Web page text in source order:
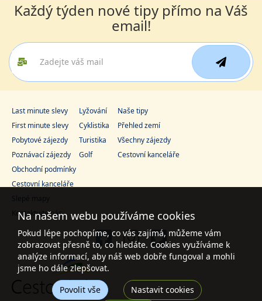
Každý týden nové tipy přímo na Váš
email!
Last minute slevy
First minute slevy
Pobytové zájezdy
Poznávací zájezdy
Lyžování
Cyklistika
Turistika
Golf
Naše tipy
Přehled zemí
Všechny zájezdy
Cestovní kanceláře
Obchodní podmínky
Cestovní kanceláře
Slepé mapy
Kontaktujte nás
Na našem webu používáme cookies
Pokud lépe pochopíme, co vás zajímá, můžeme vám
zobrazovat přesně to, co hledáte. Cookies využíváme k
analýze informací, aby náš web dobře fungoval a mohli
jsme ho dále zlepšovat.
Povolit vše
Nastavit cookies